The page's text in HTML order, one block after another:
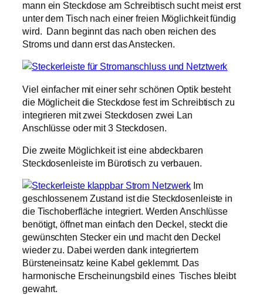
mann ein Steckdose am Schreibtisch sucht meist erst
unter dem Tisch nach einer freien Möglichkeit fündig
wird. Dann beginnt das nach oben reichen des
Stroms und dann erst das Anstecken.
Viel einfacher mit einer sehr schönen Optik besteht
die Möglicheit die Steckdose fest im Schreibtisch zu
integrieren mit zwei Steckdosen zwei Lan
Anschlüsse oder mit 3 Steckdosen.
Die zweite Möglichkeit ist eine abdeckbaren
Steckdosenleiste im Bürotisch zu verbauen.
Im
geschlossenem Zustand ist die Steckdosenleiste in
die Tischoberfläche integriert. Werden Anschlüsse
benötigt, öffnet man einfach den Deckel, steckt die
gewünschten Stecker ein und macht den Deckel
wieder zu. Dabei werden dank integriertem
Bürsteneinsatz keine Kabel geklemmt. Das
harmonische Erscheinungsbild eines Tisches bleibt
gewahrt.